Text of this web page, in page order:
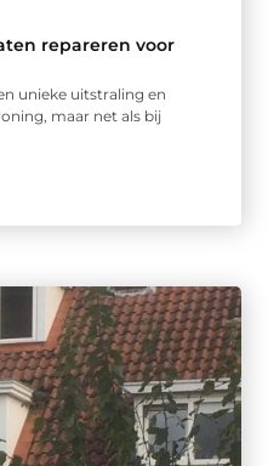
repareren voor
unieke uitstraling en
maar net als bij